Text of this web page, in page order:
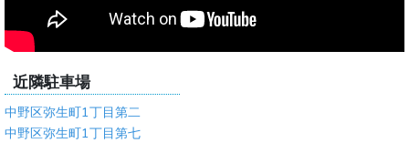
近隣駐車場
中野区弥生町1丁目第二
中野区弥生町1丁目第七